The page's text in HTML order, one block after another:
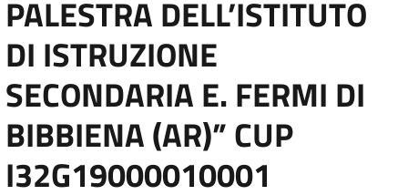
PALESTRA DELL’ISTITUTO
DI ISTRUZIONE
SECONDARIA E. FERMI DI
BIBBIENA (AR)” CUP
I32G19000010001